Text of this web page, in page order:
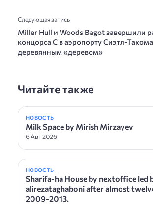
Следующая запись
Miller Hull и Woods Bagot завершили
концорса C в аэропорту Сиэтл-
деревянным «деревом»
Читайте также
НОВОСТЬ
Milk Space by Mirish Mirzayev
6 Авг 2026
НОВОСТЬ
Sharifa-ha House by nextoffice led
alirezataghaboni after almost
2009-2013.